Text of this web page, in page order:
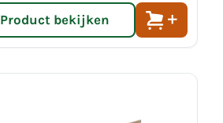
Product bekijken